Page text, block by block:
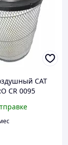
CAT
CR 0095